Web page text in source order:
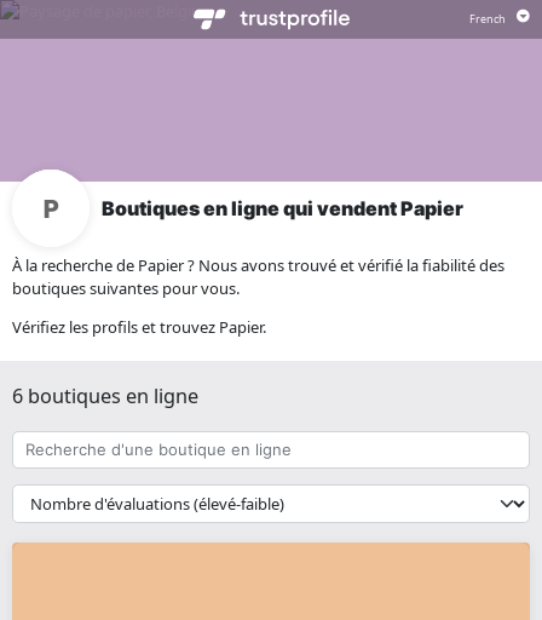
Boutiques en ligne qui vendent Papier
À la recherche de Papier ? Nous avons trouvé et vérifié la fiabilité des
boutiques suivantes pour vous.
Vérifiez les profils et trouvez Papier.
6 boutiques en ligne
Recherche
d'une
boutique
{{
__('Sort')
}}